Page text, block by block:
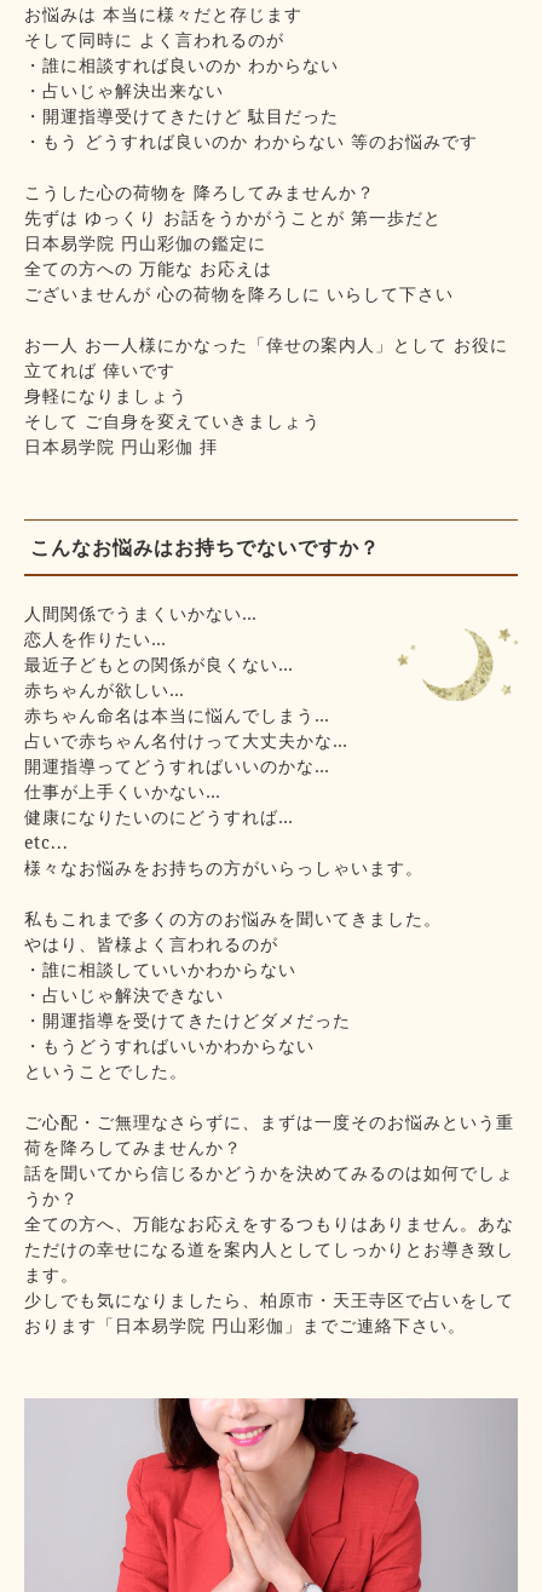
お悩みは 本当に様々だと存じます
そして同時に よく言われるのが
・誰に相談すれば良いのか わからない
・占いじゃ解決出来ない
・開運指導受けてきたけど 駄目だった
・もう どうすれば良いのか わからない 等のお悩みです
こうした心の荷物を 降ろしてみませんか？
先ずは ゆっくり お話をうかがうことが 第一歩だと
日本易学院 円山彩伽の鑑定に
全ての方への 万能な お応えは
ございませんが 心の荷物を降ろしに いらして下さい
お一人 お一人様にかなった「倖せの案内人」として お役に
立てれば 倖いです
身軽になりましょう
そして ご自身を変えていきましょう
日本易学院 円山彩伽 拝
こんなお悩みはお持ちでないですか？
人間関係でうまくいかない…
恋人を作りたい…
最近子どもとの関係が良くない…
赤ちゃんが欲しい…
赤ちゃん命名は本当に悩んでしまう…
占いで赤ちゃん名付けって大丈夫かな…
開運指導ってどうすればいいのかな…
仕事が上手くいかない…
健康になりたいのにどうすれば…
etc...
様々なお悩みをお持ちの方がいらっしゃいます。
私もこれまで多くの方のお悩みを聞いてきました。
やはり、皆様よく言われるのが
・誰に相談していいかわからない
・占いじゃ解決できない
・開運指導を受けてきたけどダメだった
・もうどうすればいいかわからない
ということでした。
ご心配・ご無理なさらずに、まずは一度そのお悩みという重
荷を降ろしてみませんか？
話を聞いてから信じるかどうかを決めてみるのは如何でしょ
うか？
全ての方へ、万能なお応えをするつもりはありません。あな
ただけの幸せになる道を案内人としてしっかりとお導き致し
ます。
少しでも気になりましたら、柏原市・天王寺区で占いをして
おります「日本易学院 円山彩伽」までご連絡下さい。